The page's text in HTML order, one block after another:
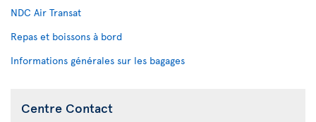
NDC Air Transat
Repas et boissons à bord
Informations générales sur les bagages
Centre Contact